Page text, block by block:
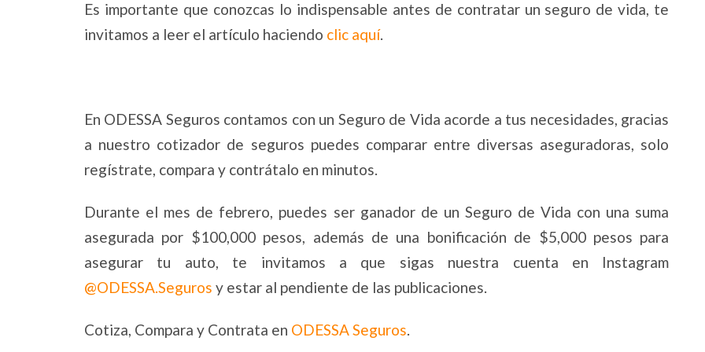
Es importante que conozcas lo indispensable antes de contratar un seguro de vida, te
invitamos a leer el artículo haciendo clic aquí.
En ODESSA Seguros contamos con un Seguro de Vida acorde a tus necesidades, gracias
a nuestro cotizador de seguros puedes comparar entre diversas aseguradoras, solo
regístrate, compara y contrátalo en minutos.
Durante el mes de febrero, puedes ser ganador de un Seguro de Vida con una suma
asegurada por $100,000 pesos, además de una bonificación de $5,000 pesos para
asegurar tu auto, te invitamos a que sigas nuestra cuenta en Instagram
@ODESSA.Seguros y estar al pendiente de las publicaciones.
Cotiza, Compara y Contrata en ODESSA Seguros.